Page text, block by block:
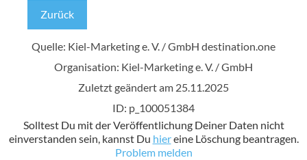
Zurück
Quelle: Kiel-Marketing e. V. / GmbH destination.one
Organisation: Kiel-Marketing e. V. / GmbH
Zuletzt geändert am 25.11.2025
ID: p_100051384
Solltest Du mit der Veröffentlichung Deiner Daten nicht
einverstanden sein, kannst Du hiereine Löschung beantragen.
Problem melden